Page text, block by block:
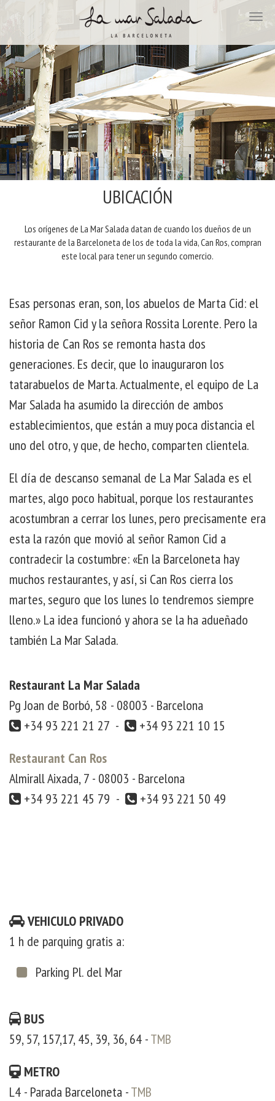
UBICACIÓN
Los orígenes de La Mar Salada datan de cuando los dueños de un
restaurante de la Barceloneta de los de toda la vida, Can Ros, compran
este local para tener un segundo comercio.
Esas personas eran, son, los abuelos de Marta Cid: el
señor Ramon Cid y la señora Rossita Lorente. Pero la
historia de Can Ros se remonta hasta dos
generaciones. Es decir, que lo inauguraron los
tatarabuelos de Marta. Actualmente, el equipo de La
Mar Salada ha asumido la dirección de ambos
establecimientos, que están a muy poca distancia el
uno del otro, y que, de hecho, comparten clientela.
El día de descanso semanal de La Mar Salada es el
martes, algo poco habitual, porque los restaurantes
acostumbran a cerrar los lunes, pero precisamente era
esta la razón que movió al señor Ramon Cid a
contradecir la costumbre: «En la Barceloneta hay
muchos restaurantes, y así, si Can Ros cierra los
martes, seguro que los lunes lo tendremos siempre
lleno.» La idea funcionó y ahora se la ha adueñado
también La Mar Salada.
Restaurant La Mar Salada
Pg Joan de Borbó, 58 - 08003 - Barcelona
+34 93 221 21 27 -
+34 93 221 10 15
Restaurant Can Ros
Almirall Aixada, 7 - 08003 - Barcelona
+34 93 221 45 79 -
+34 93 221 50 49
VEHICULO PRIVADO
1 h de parquing gratis a:
Parking Pl. del Mar
BUS
59, 57, 157,17, 45, 39, 36, 64 -TMB
METRO
L4 - Parada Barceloneta -TMB